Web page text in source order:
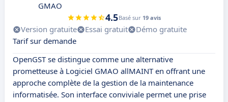
GMAO
4.5Basé sur 19 avis
Version gratuite Essai gratuit
Démo gratuite
Tarif sur demande
OpenGST se distingue comme une alternative
prometteuse à Logiciel GMAO allMAINT en offrant une
approche complète de la gestion de la maintenance
informatisée. Son interface conviviale permet une prise